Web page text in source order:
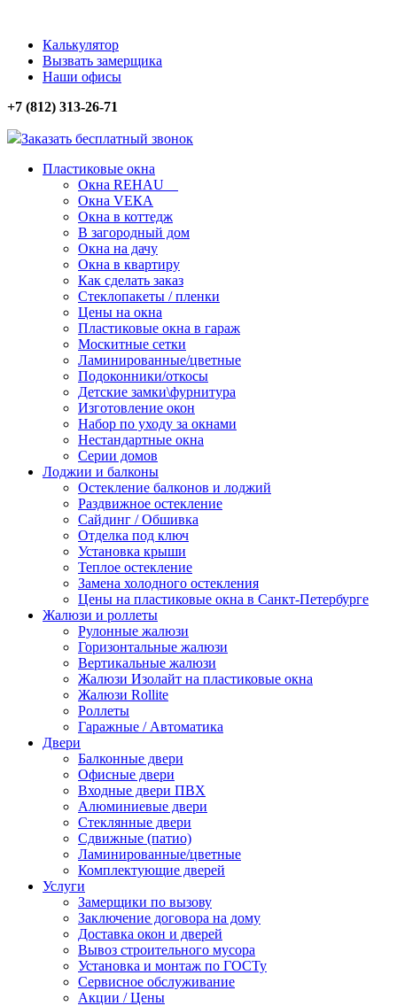
Калькулятор
Вызвать замерщика
Наши офисы
+7 (812) 313-26-71
Заказать бесплатный звонок
Пластиковые окна
Окна REHAU
Окна VЕКА
Окна в коттедж
В загородный дом
Окна на дачу
Окна в квартиру
Как сделать заказ
Стеклопакеты / пленки
Цены на окна
Пластиковые окна в гараж
Москитные сетки
Ламинированные/цветные
Подоконники/откосы
Детские замки\фурнитура
Изготовление окон
Набор по уходу за окнами
Нестандартные окна
Серии домов
Лоджии и балконы
Остекление балконов и лоджий
Раздвижное остекление
Сайдинг / Обшивка
Отделка под ключ
Установка крыши
Теплое остекление
Замена холодного остекления
Цены на пластиковые окна в Санкт-Петербурге
Жалюзи и роллеты
Рулонные жалюзи
Горизонтальные жалюзи
Вертикальные жалюзи
Жалюзи Изолайт на пластиковые окна
Жалюзи Rollite
Роллеты
Гаражные / Автоматика
Двери
Балконные двери
Офисные двери
Входные двери ПВХ
Алюминиевые двери
Стеклянные двери
Сдвижные (патио)
Ламинированные/цветные
Комплектующие дверей
Услуги
Замерщики по вызову
Заключение договора на дому
Доставка окон и дверей
Вывоз строительного мусора
Установка и монтаж по ГОСТу
Сервисное обслуживание
Акции / Цены